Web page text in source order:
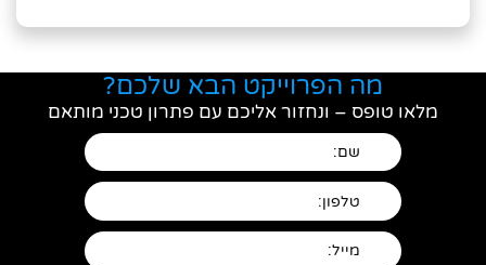
מה הפרוייקט הבא שלכם?
מלאו טופס – ונחזור אליכם עם פתרון טכני מותאם